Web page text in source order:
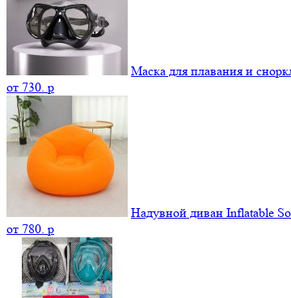
Маска для плавания и
от 730. p
Надувной диван Inflatable
от 780. p